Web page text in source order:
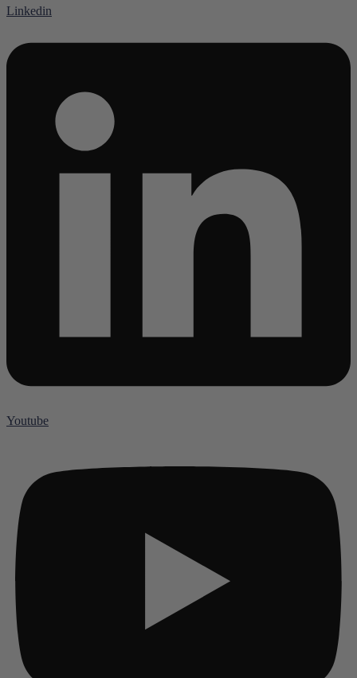
Linkedin
Youtube